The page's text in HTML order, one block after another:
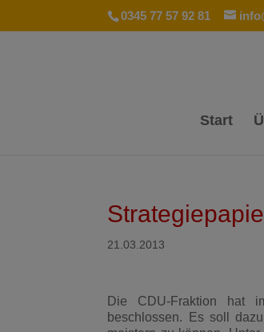
0345 77 57 92 81
Start
21.03.2013
Die CDU-Fraktion hat
beschlossen. Es soll